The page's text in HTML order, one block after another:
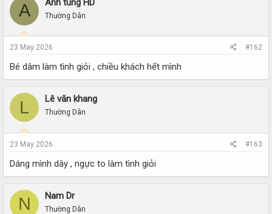
A Thường Dân
23 May 2026 #162
Bé dâm làm tình giỏi , chiều khách hết mình
L Lê văn khang
Thường Dân
23 May 2026 #163
Dáng mình dây , ngực to làm tình giỏi
N Nam Dr
Thường Dân